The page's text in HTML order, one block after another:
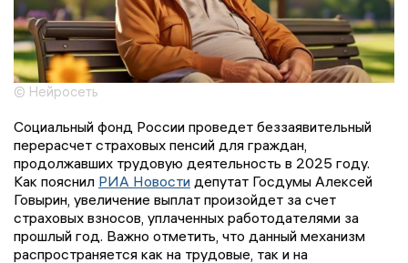
© Нейросеть
Социальный фонд России проведет беззаявительный
перерасчет страховых пенсий для граждан,
продолжавших трудовую деятельность в 2025 году.
Как пояснил РИА Новости депутат Госдумы Алексей
Говырин, увеличение выплат произойдет за счет
страховых взносов, уплаченных работодателями за
прошлый год. Важно отметить, что данный механизм
распространяется как на трудовые, так и на